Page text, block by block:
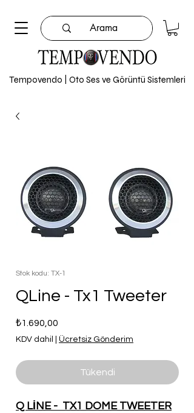
Tempovendo | Oto Ses ve Görüntü Sistemleri
Stok kodu: TX-1
QLine - Tx1 Tweeter
₺1.690,00
KDV dahil Ücretsiz Gönderim
Tükendi
Q LİNE - TX1​ DOME TWEETER